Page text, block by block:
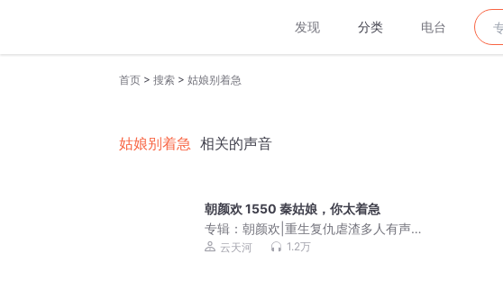
发现 分类 电台
首页 > 搜索 > 姑娘别着急
姑娘别着急 相关的声音
朝颜欢 1550 秦姑娘，你太着急
专辑： 朝颜欢|重生复仇虐渣多人有声剧|
云天河&琴师等|多人有声剧
云天河 1.2万